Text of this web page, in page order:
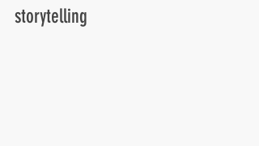
storytelling